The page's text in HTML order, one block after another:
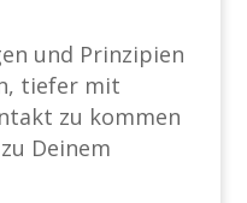
und Prinzipien
tiefer mit
zu kommen
Deinem